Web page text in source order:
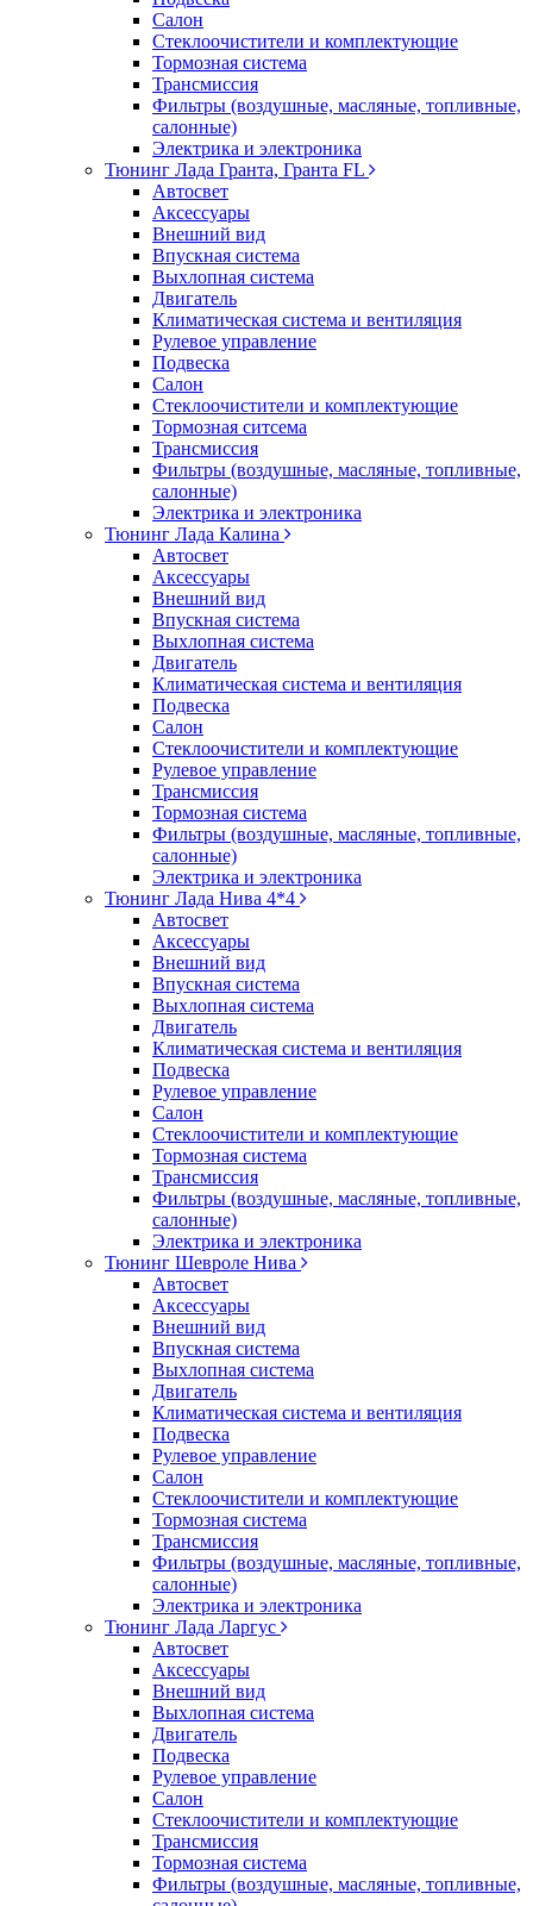
Салон
Стеклоочистители и комплектующие
Тормозная система
Трансмиссия
Фильтры (воздушные, масляные, топливные,
салонные)
Электрика и электроника
Тюнинг Лада Гранта, Гранта FL
Автосвет
Аксессуары
Внешний вид
Впускная система
Выхлопная система
Двигатель
Климатическая система и вентиляция
Рулевое управление
Подвеска
Салон
Стеклоочистители и комплектующие
Тормозная ситсема
Трансмиссия
Фильтры (воздушные, масляные, топливные,
салонные)
Электрика и электроника
Тюнинг Лада Калина
Автосвет
Аксессуары
Внешний вид
Впускная система
Выхлопная система
Двигатель
Климатическая система и вентиляция
Подвеска
Салон
Стеклоочистители и комплектующие
Рулевое управление
Трансмиссия
Тормозная система
Фильтры (воздушные, масляные, топливные,
салонные)
Электрика и электроника
Тюнинг Лада Нива 4*4
Автосвет
Аксессуары
Внешний вид
Впускная система
Выхлопная система
Двигатель
Климатическая система и вентиляция
Подвеска
Рулевое управление
Салон
Стеклоочистители и комплектующие
Тормозная система
Трансмиссия
Фильтры (воздушные, масляные, топливные,
салонные)
Электрика и электроника
Тюнинг Шевроле Нива
Автосвет
Аксессуары
Внешний вид
Впускная система
Выхлопная система
Двигатель
Климатическая система и вентиляция
Подвеска
Рулевое управление
Салон
Стеклоочистители и комплектующие
Тормозная система
Трансмиссия
Фильтры (воздушные, масляные, топливные,
салонные)
Электрика и электроника
Тюнинг Лада Ларгус
Автосвет
Аксессуары
Внешний вид
Выхлопная система
Двигатель
Подвеска
Рулевое управление
Салон
Стеклоочистители и комплектующие
Трансмиссия
Тормозная система
Фильтры (воздушные, масляные, топливные,